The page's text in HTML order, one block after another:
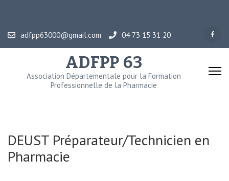
adfpp63000@gmail.com 04 73 15 31 20
ADFPP 63
Association Départementale pour la Formation
Professionnelle de la Pharmacie
DEUST Préparateur/Technicien en
Pharmacie